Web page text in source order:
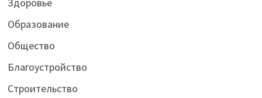
Образование
Общество
Благоустройство
Строительство